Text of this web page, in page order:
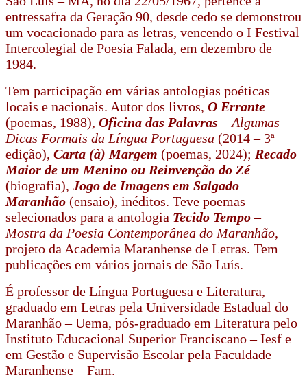
entressafra da Geração 90, desde cedo se demonstrou
um vocacionado para as letras, vencendo o I Festival
Intercolegial de Poesia Falada, em dezembro de
1984.
Tem participação em várias antologias poéticas
locais e nacionais. Autor dos livros, O Errante
(poemas, 1988), Oficina das Palavras –Algumas
Dicas Formais da Língua Portuguesa (2014 – 3ª
edição), Carta (à) Margem (poemas, 2024); Recado
Maior de um Menino ou Reinvenção do Zé
(biografia), Jogo de Imagens em Salgado
Maranhão (ensaio), inéditos. Teve poemas
selecionados para a antologia Tecido Tempo–
Mostra da Poesia Contemporânea do Maranhão,
projeto da Academia Maranhense de Letras. Tem
publicações em vários jornais de São Luís.
É professor de Língua Portuguesa e Literatura,
graduado em Letras pela Universidade Estadual do
Maranhão – Uema, pós-graduado em Literatura pelo
Instituto Educacional Superior Franciscano – Iesf e
em Gestão e Supervisão Escolar pela Faculdade
Maranhense – Fam.